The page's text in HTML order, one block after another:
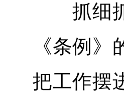
抓细抓
《条例
把工作摆